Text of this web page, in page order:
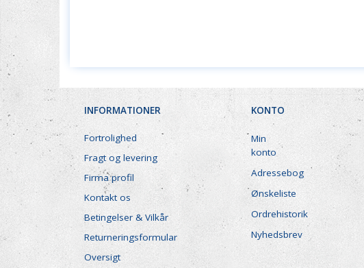
INFORMATIONER
Fortrolighed
Fragt og levering
Firma profil
Kontakt os
Betingelser & Vilkår
Returneringsformular
Oversigt
KONTO
Min
konto
Adressebog
Ønskeliste
Ordrehistorik
Nyhedsbrev